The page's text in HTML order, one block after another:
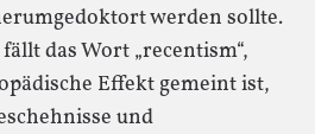
werden sollte.
das Wort „recentism“,
Effekt gemeint ist,
und